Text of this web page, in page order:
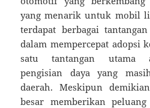
yang menarik untuk mobil
terdapat berbagai
dalam mempercepat adopsi
satu tantangan utama
pengisian daya yang
daerah. Meskipun
besar memberikan